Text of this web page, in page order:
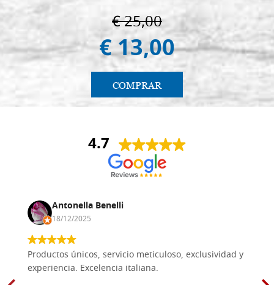
€ 25,00
€ 13,00
COMPRAR
4.7
Antonella Benelli
18/12/2025
Productos únicos, servicio meticuloso, exclusividad y
experiencia. Excelencia italiana.